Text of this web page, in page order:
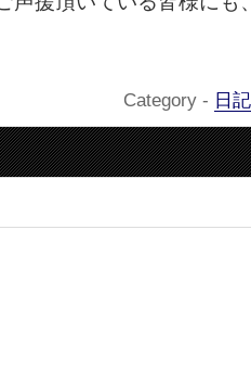
Category - 日記